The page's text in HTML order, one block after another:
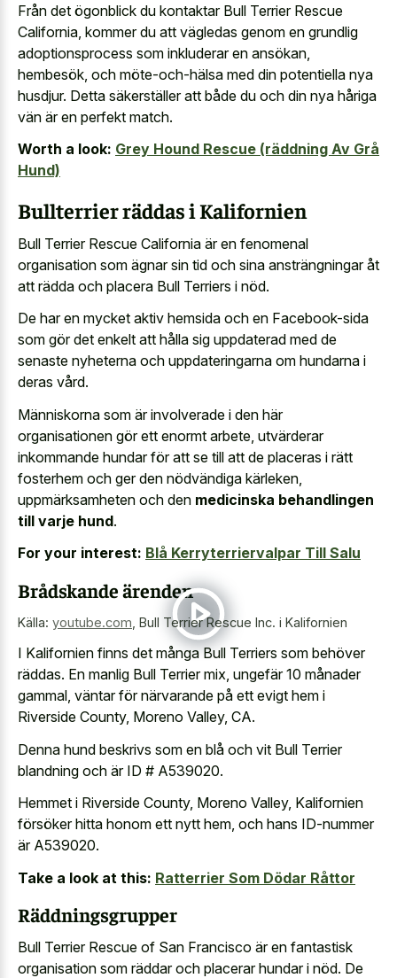
Från det ögonblick du kontaktar Bull Terrier Rescue
California, kommer du att vägledas genom en grundlig
adoptionsprocess som inkluderar en ansökan,
hembesök, och möte-och-hälsa med din potentiella nya
husdjur. Detta säkerställer att både du och din nya håriga
vän är en perfekt match.
Worth a look: Grey Hound Rescue (räddning Av Grå
Hund)
Bullterrier räddas i Kalifornien
Bull Terrier Rescue California är en fenomenal
organisation som ägnar sin tid och sina ansträngningar åt
att rädda och placera Bull Terriers i nöd.
De har en mycket aktiv hemsida och en Facebook-sida
som gör det enkelt att hålla sig uppdaterad med de
senaste nyheterna och uppdateringarna om hundarna i
deras vård.
Människorna som är involverade i den här
organisationen gör ett enormt arbete, utvärderar
inkommande hundar för att se till att de placeras i rätt
fosterhem och ger den nödvändiga kärleken,
uppmärksamheten och den medicinska behandlingen
till varje hund.
For your interest: Blå Kerryterriervalpar Till Salu
Brådskande ärenden
Källa: youtube.com Bull Terrier Rescue Inc. i Kalifornien
I Kalifornien finns det många Bull Terriers som behöver
räddas. En manlig Bull Terrier mix, ungefär 10 månader
gammal, väntar för närvarande på ett evigt hem i
Riverside County, Moreno Valley, CA.
Denna hund beskrivs som en blå och vit Bull Terrier
blandning och är ID # A539020.
Hemmet i Riverside County, Moreno Valley, Kalifornien
försöker hitta honom ett nytt hem, och hans ID-nummer
är A539020.
Take a look at this: Ratterrier Som Dödar Råttor
Räddningsgrupper
Bull Terrier Rescue of San Francisco är en fantastisk
organisation som räddar och placerar hundar i nöd. De